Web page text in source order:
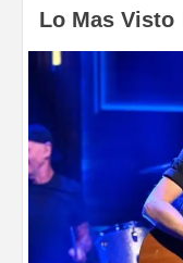
Lo Mas Visto